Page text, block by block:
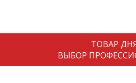
ТОВАР
ВЫБОР